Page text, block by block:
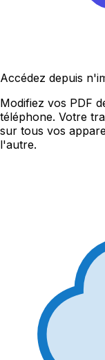
Accédez depuis
Modifiez vos PDF
téléphone. Votre
sur tous vos
l'autre.